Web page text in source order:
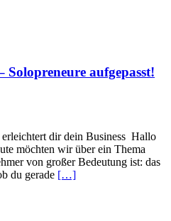
Solopreneure aufgepasst!
dir dein Business Hallo
möchten wir über ein Thema
von großer Bedeutung ist: das
du gerade […]